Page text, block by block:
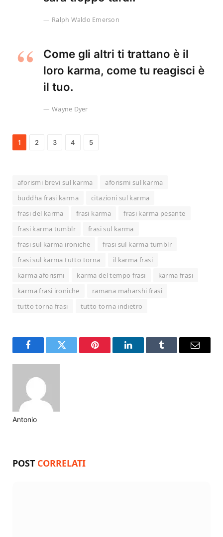
Ralph Waldo Emerson
Come gli altri ti trattano è il
loro karma, come tu reagisci è
il tuo.
Wayne Dyer
1 2 3 4 5
aforismi brevi sul karma
aforismi sul karma
buddha frasi karma
citazioni sul karma
frasi del karma
frasi karma
frasi karma pesante
frasi karma tumblr
frasi sul karma
frasi sul karma ironiche
frasi sul karma tumblr
frasi sul karma tutto torna
il karma frasi
karma aforismi
karma del tempo frasi
karma frasi
karma frasi ironiche
ramana maharshi frasi
tutto torna frasi
tutto torna indietro
FacebookTwitter Pinterest LinkedInTumblr Email
Antonio
POST CORRELATI